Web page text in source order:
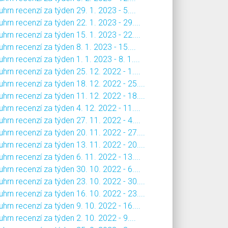
recenzí za týden 29. 1. 2023 - 5....
recenzí za týden 22. 1. 2023 - 29....
recenzí za týden 15. 1. 2023 - 22....
recenzí za týden 8. 1. 2023 - 15....
recenzí za týden 1. 1. 2023 - 8. 1....
recenzí za týden 25. 12. 2022 - 1....
recenzí za týden 18. 12. 2022 - 25....
recenzí za týden 11. 12. 2022 - 18....
recenzí za týden 4. 12. 2022 - 11....
recenzí za týden 27. 11. 2022 - 4....
recenzí za týden 20. 11. 2022 - 27....
recenzí za týden 13. 11. 2022 - 20....
recenzí za týden 6. 11. 2022 - 13....
recenzí za týden 30. 10. 2022 - 6....
recenzí za týden 23. 10. 2022 - 30....
recenzí za týden 16. 10. 2022 - 23....
recenzí za týden 9. 10. 2022 - 16....
recenzí za týden 2. 10. 2022 - 9....